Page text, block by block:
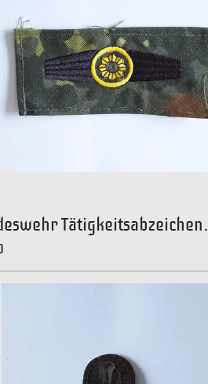
Tätigkeitsabzeichen.